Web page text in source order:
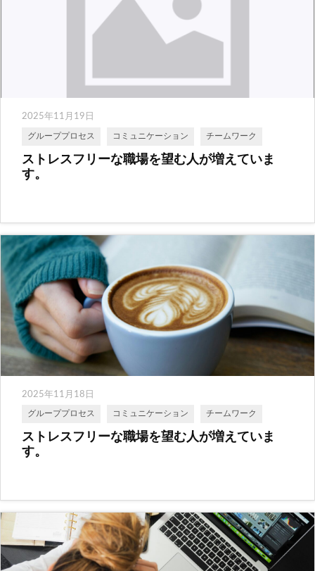
2025年11月19日
グループプロセス コミュニケーション チームワーク
ストレスフリーな職場を望む人が増えていま
す。
2025年11月18日
グループプロセス コミュニケーション チームワーク
ストレスフリーな職場を望む人が増えていま
す。